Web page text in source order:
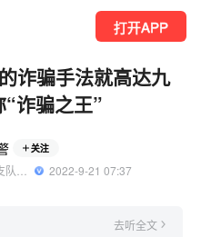
打开APP
诈骗手法就高达九
诈骗之王”
关注
  2022-9-21 07:37
去听全文